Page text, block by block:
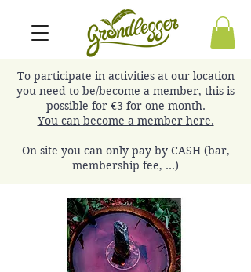
To participate in activities at our location
you need to be/become a member, this is
possible for €3 for one month.
You can become a member here.
On site you can only pay by CASH (bar,
membership fee, ...)